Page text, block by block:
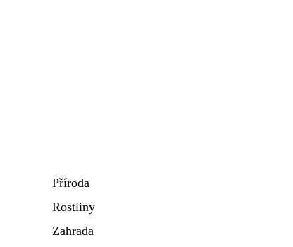
Příroda
Rostliny
Zahrada